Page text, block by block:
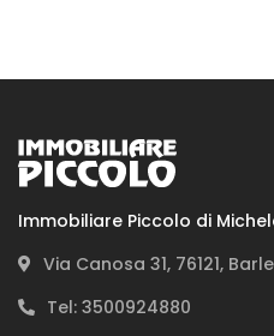
In cosa
Immobiliare Piccolo di
Via Canosa 31, 76121,
Tel: 3500924880